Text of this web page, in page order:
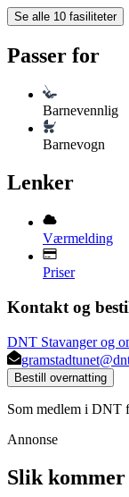
Se alle 10 fasiliteter
Passer for
Barnevennlig
Barnevogn
Lenker
Værmelding
Priser
Kontakt og
DNT Stavanger og
Bestill overnatting
Som medlem i DNT
Annonse
Slik